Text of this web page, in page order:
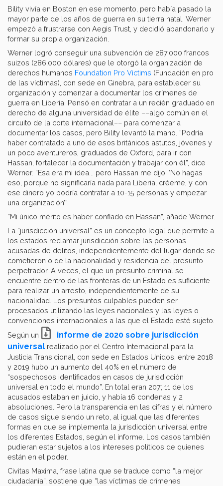
Bility vivía en Boston en ese momento, pero había pasado la
mayor parte de los años de guerra en su tierra natal. Werner
empezó a frustrarse con Aegis Trust, y decidió abandonarlo y
formar su propia organización.
Werner logró conseguir una subvención de 287,000 francos
suizos (286,000 dólares) que le otorgó la organización de
derechos humanos Foundation Pro Victims (Fundación en pro
de las víctimas), con sede en Ginebra, para establecer su
organización y comenzar a documentar los crímenes de
guerra en Liberia. Pensó en contratar a un recién graduado en
derecho de alguna universidad de élite ––algo común en el
circuito de la corte internacional–– para comenzar a
documentar los casos, pero Bility levantó la mano. “Podría
haber contratado a uno de esos británicos astutos, jóvenes y
un poco aventureros, graduados de Oxford, para ir con
Hassan, fortalecer la documentación y trabajar con él”, dice
Werner. “Esa era mi idea... pero Hassan me dijo: ‘No hagas
eso, porque no significaría nada para Liberia, créeme, y con
ese dinero yo podría contratar a 10-15 personas y empezar
una organización’”.
“Mi único mérito es haber confiado en Hassan”, añade Werner.
La “jurisdicción universal” es un concepto legal que permite a
los estados reclamar jurisdicción sobre las personas
acusadas de delitos, independientemente del lugar donde se
cometieron o de la nacionalidad y residencia del presunto
perpetrador. A veces, el que un presunto criminal se
encuentre dentro de las fronteras de un Estado es suficiente
para realizar un arresto, independientemente de su
nacionalidad. Los presuntos culpables pueden ser
procesados utilizando las leyes nacionales y las leyes o
convenciones internacionales a las que el Estado esté sujeto.
Según un
informe de 2020 sobre jurisdicción
universal realizado por el Centro Internacional para la
Justicia Transicional, con sede en Estados Unidos, entre 2018
y 2019 hubo un aumento del 40% en el número de
“sospechosos identificados en casos de jurisdicción
universal en todo el mundo”. En total eran 207; 11 de los
acusados estaban en juicio, y había 16 condenas y 2
absoluciones. Pero la transparencia en las cifras y el número
de casos sigue siendo un reto, al igual que las diferentes
formas en que se implementa la jurisdicción universal entre
los diferentes Estados, según el informe. Los casos también
pudieran estar sujetos a los intereses políticos de quienes
están en el poder.
Civitas Maxima, frase latina que se traduce como “la mejor
ciudadanía”, sostiene que “las víctimas de crímenes